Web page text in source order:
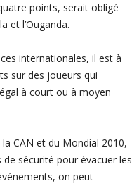
points, serait obligé
et l’Ouganda.
internationales, il est à
sur des joueurs qui
à court ou à moyen
CAN et du Mondial 2010,
sécurité pour évacuer les
on peut